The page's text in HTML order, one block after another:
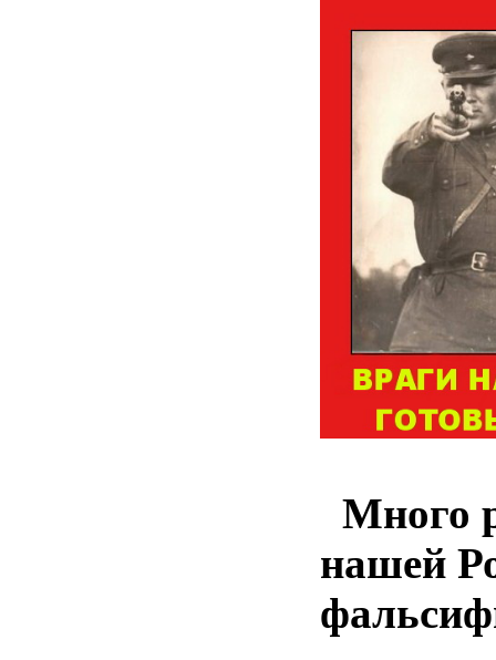
Много
нашей